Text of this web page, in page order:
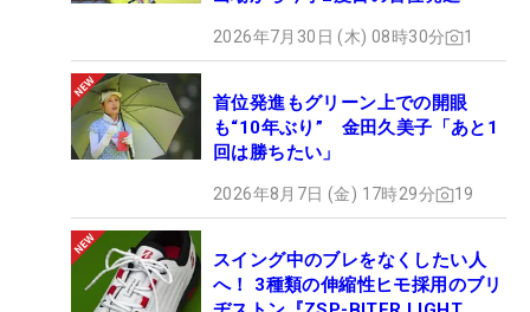
2026年7月30日 (木) 08時30分 1
首位発進もグリーン上での開眼
も“10年ぶり” 金田久美子「あと1
回は勝ちたい」
2026年8月7日 (金) 17時29分 19
スイング中のブレをなくしたい人
へ！ 3種類の伸縮性ヒモ採用のブリ